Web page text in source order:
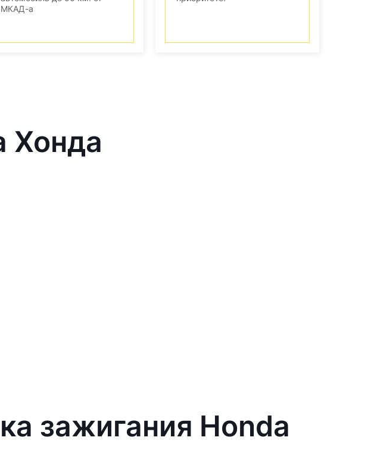
МКАД-а
Хонда
зажигания Honda